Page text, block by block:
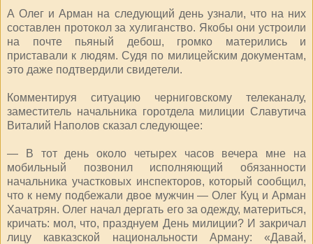
А Олег и Арман на следующий день узнали, что на них
составлен протокол за хулиганство. Якобы они устроили
на почте пьяный дебош, громко матерились и
приставали к людям. Судя по милицейским документам,
это даже подтвердили свидетели.
Комментируя ситуацию черниговскому телеканалу,
заместитель начальника горотдела милиции Славутича
Виталий Наполов сказал следующее:
— В тот день около четырех часов вечера мне на
мобильный позвонил исполняющий обязанности
начальника участковых инспекторов, который сообщил,
что к нему подбежали двое мужчин — Олег Куц и Арман
Хачатрян. Олег начал дергать его за одежду, материться,
кричать: мол, что, празднуем День милиции? И закричал
лицу кавказской национальности Арману: «Давай,